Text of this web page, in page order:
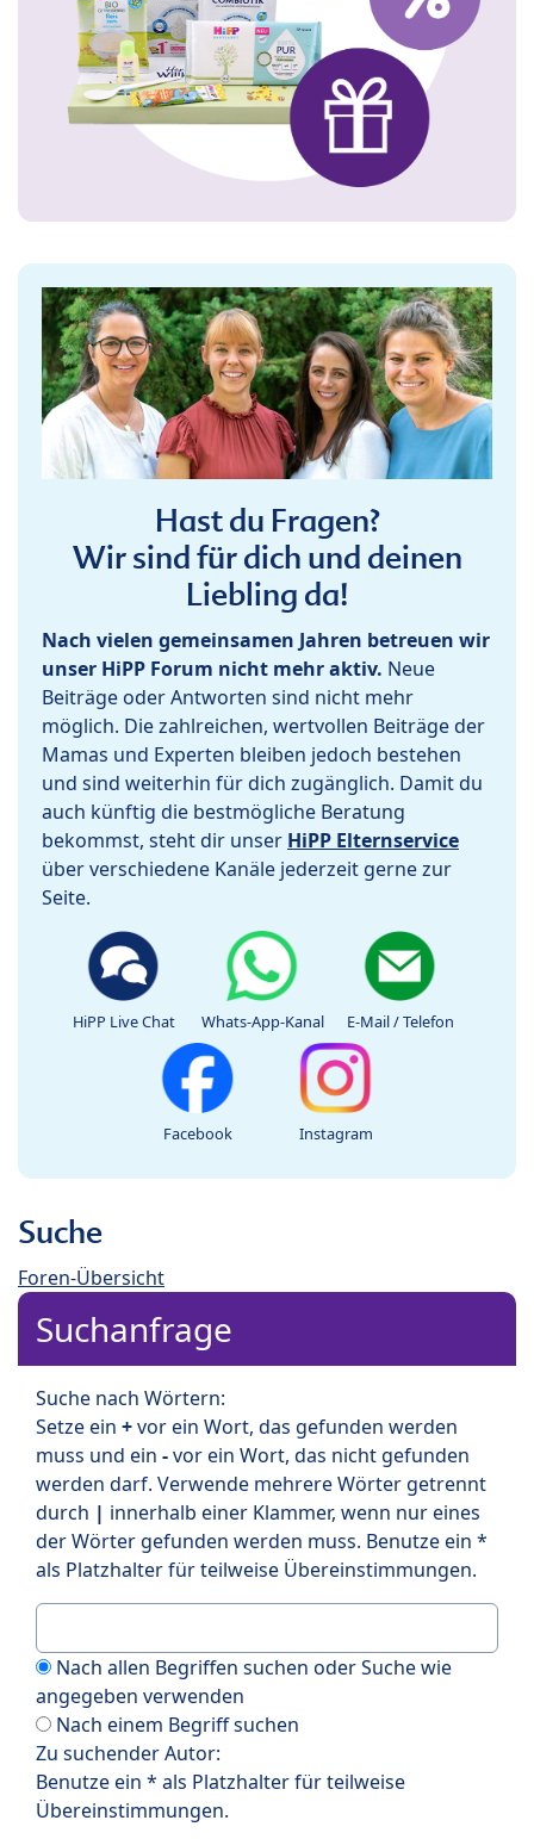
Hast du Fragen?
Wir sind für dich und deinen
Liebling da!
Nach vielen gemeinsamen Jahren betreuen wir
unser HiPP Forum nicht mehr aktiv. Neue
Beiträge oder Antworten sind nicht mehr
möglich. Die zahlreichen, wertvollen Beiträge der
Mamas und Experten bleiben jedoch bestehen
und sind weiterhin für dich zugänglich. Damit du
auch künftig die bestmögliche Beratung
bekommst, steht dir unser HiPP Elternservice
über verschiedene Kanäle jederzeit gerne zur
Seite.
HiPP Live Chat Whats-App-Kanal E-Mail / Telefon
Facebook Instagram
Suche
Foren-Übersicht
Suchanfrage
Suche nach Wörtern:
Setze ein +vor ein Wort, das gefunden werden
muss und ein -vor ein Wort, das nicht gefunden
werden darf. Verwende mehrere Wörter getrennt
durch | innerhalb einer Klammer, wenn nur eines
der Wörter gefunden werden muss. Benutze ein *
als Platzhalter für teilweise Übereinstimmungen.
Nach allen Begriffen suchen oder Suche wie
angegeben verwenden
Nach einem Begriff suchen
Zu suchender Autor:
Benutze ein * als Platzhalter für teilweise
Übereinstimmungen.